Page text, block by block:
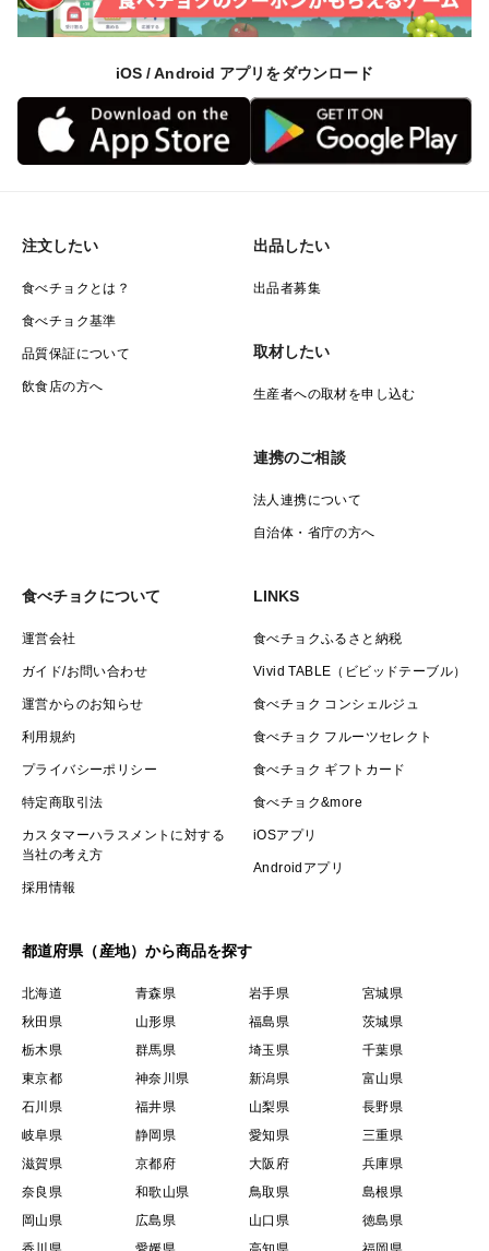
iOS / Android アプリをダウンロード
注文したい
食べチョクとは？
食べチョク基準
品質保証について
飲食店の方へ
出品したい
出品者募集
取材したい
生産者への取材を申し込む
連携のご相談
法人連携について
自治体・省庁の方へ
食べチョクについて
運営会社
ガイド/お問い合わせ
運営からのお知らせ
利用規約
プライバシーポリシー
特定商取引法
カスタマーハラスメントに対する
当社の考え方
採用情報
LINKS
食べチョクふるさと納税
Vivid TABLE（ビビッドテーブル）
食べチョク コンシェルジュ
食べチョク フルーツセレクト
食べチョク ギフトカード
食べチョク&more
iOSアプリ
Androidアプリ
都道府県（産地）から商品を探す
北海道 青森県 岩手県
宮城県
秋田県
山形県 福島県
茨城県
栃木県
群馬県 埼玉県
千葉県
東京都
神奈川県 新潟県
富山県
石川県
福井県 山梨県
長野県
岐阜県
静岡県 愛知県
三重県
滋賀県
京都府 大阪府
兵庫県
奈良県
和歌山県 鳥取県
島根県
岡山県
広島県 山口県
徳島県